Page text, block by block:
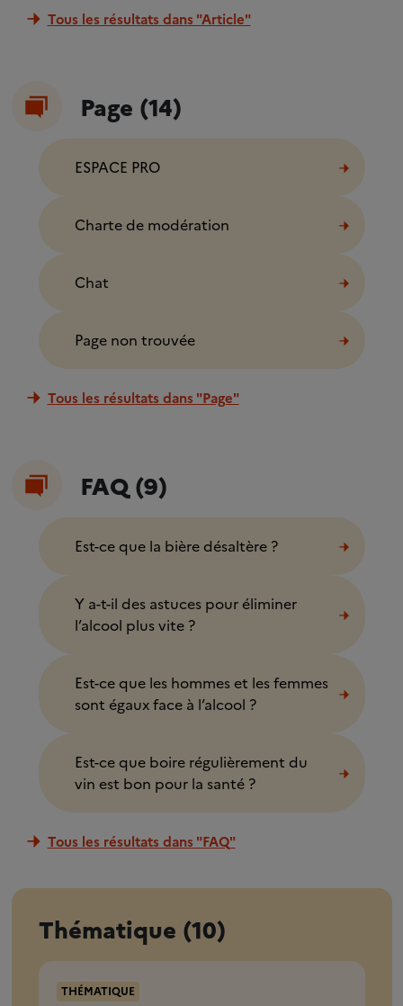
Tous les résultats dans "Article"
Page (14)
ESPACE PRO
Charte de modération
Chat
Page non trouvée
Tous les résultats dans "Page"
FAQ (9)
Est-ce que la bière désaltère ?
Y a-t-il des astuces pour éliminer
l’alcool plus vite ?
Est-ce que les hommes et les femmes
sont égaux face à l’alcool ?
Est-ce que boire régulièrement du
vin est bon pour la santé ?
Tous les résultats dans "FAQ"
Thématique (10)
THÉMATIQUE